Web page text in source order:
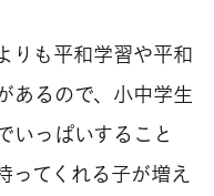
りも平和学習や平和
あるので、小中学生
いっぱいすること
ってくれる子が増え